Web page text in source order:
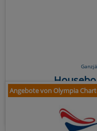
Angebote von Olympia